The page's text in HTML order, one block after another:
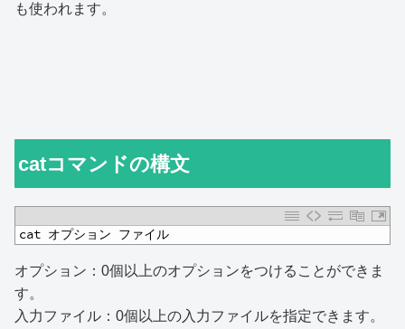
も使われます。
catコマンドの構文
cat オプション ファイル
オプション：0個以上のオプションをつけることができま
す。
入力ファイル：0個以上の入力ファイルを指定できます。